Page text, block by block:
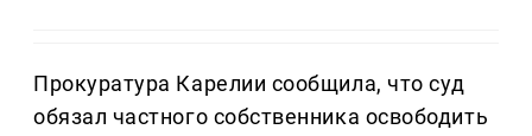
Прокуратура Карелии сообщила, что суд
обязал частного собственника освободить